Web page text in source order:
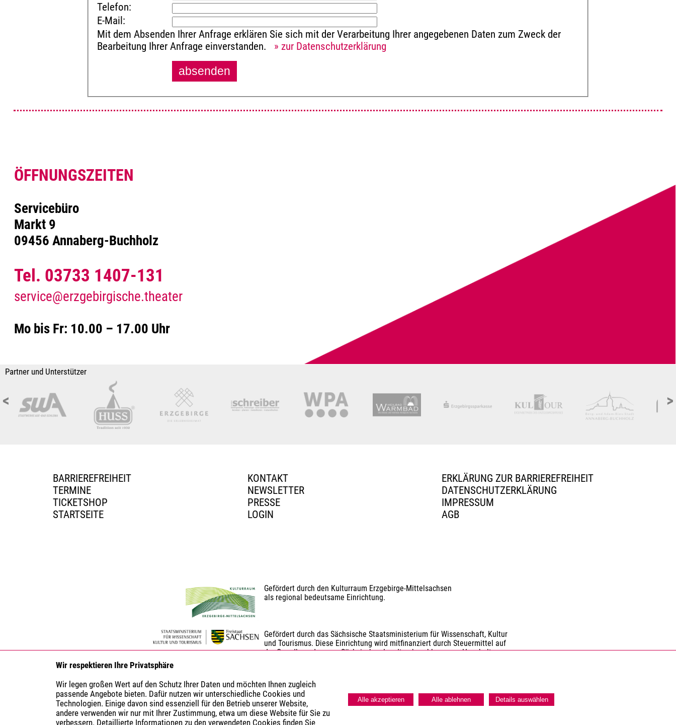
Wir respektieren Ihre Privatsphäre
Wir legen großen Wert auf den Schutz Ihrer Daten und möchten Ihnen zugleich
passende Angebote bieten. Dafür nutzen wir unterschiedliche Cookies und
Technologien. Einige davon sind essenziell für den Betrieb unserer Website,
andere verwenden wir nur mit Ihrer Zustimmung, etwa um diese Website für Sie zu
verbessern. Detaillierte Informationen zu den verwendeten Cookies finden Sie
Alle akzeptieren Alle ablehnen Details auswählen
Telefon:
E-Mail:
Mit dem Absenden Ihrer Anfrage erklären Sie sich mit der Verarbeitung Ihrer angegebenen Daten zum Zweck der
Bearbeitung Ihrer Anfrage einverstanden. » zur Datenschutzerklärung
ÖFFNUNGSZEITEN
Servicebüro
Markt 9
09456 Annaberg-Buchholz
Tel. 03733 1407-131
service@erzgebirgische.theater
Mo bis Fr: 10.00 – 17.00 Uhr
Partner und Unterstützer
< >
BARRIEREFREIHEIT
TERMINE
TICKETSHOP
STARTSEITE
KONTAKT
NEWSLETTER
PRESSE
LOGIN
ERKLÄRUNG ZUR BARRIEREFREIHEIT
DATENSCHUTZERKLÄRUNG
IMPRESSUM
AGB
Gefördert durch den Kulturraum Erzgebirge-Mittelsachsen
als regional bedeutsame Einrichtung.
Gefördert durch das Sächsische Staatsministerium für Wissenschaft, Kultur
und Tourismus. Diese Einrichtung wird mitfinanziert durch Steuermittel auf
der Grundlage des vom Sächsischen Landtag beschlossenen Haushaltes.
Gefördert durch den Landkreis Erzgebirgskreis.